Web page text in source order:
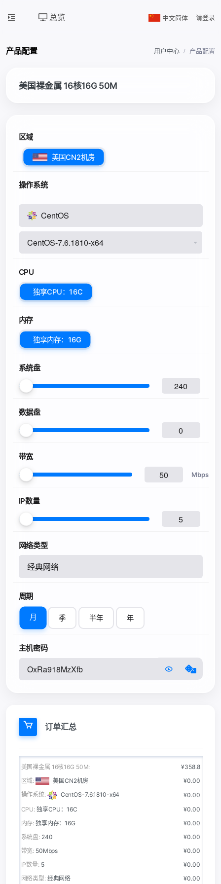
总览 中文简体 请登录
产品配置 用户中心 产品配置
美国裸金属 16核16G 50M
区域
美国CN2机房
操作系统
CentOS
CPU
独享CPU：16C
内存
独享内存：16G
系统盘
数据盘
带宽
Mbps
IP数量
网络类型
经典网络
周期
月 季 半年 年
主机密码
订单汇总
美国裸金属 16核16G 50M:
¥358.8
区域:
美国CN2机房
¥0.00
操作系统:
CentOS-7.6.1810-x64
¥0.00
CPU: 独享CPU：16C
¥0.00
内存: 独享内存：16G
¥0.00
系统盘: 240
¥0.00
带宽: 50Mbps
¥0.00
IP数量: 5
¥0.00
网络类型: 经典网络 ¥0.00